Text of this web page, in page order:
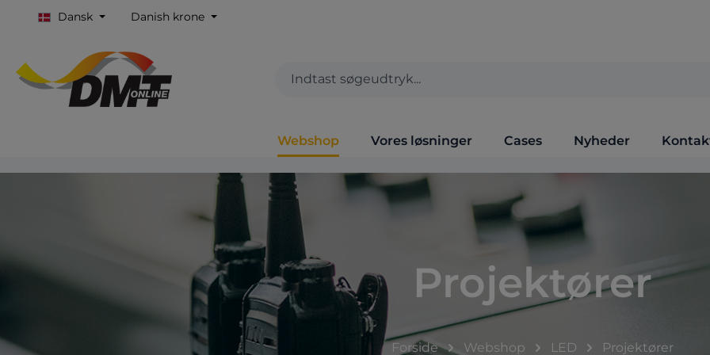
Dansk Danish krone
Webshop Vores løsninger Cases Nyheder
Projektører
Forside Webshop LED Projektører